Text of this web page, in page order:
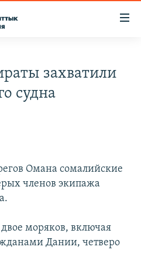
захватили
судна
Омана сомалийские
членов экипажа
моряков, включая
Дании, четверо